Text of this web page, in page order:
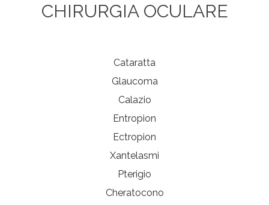
CHIRURGIA OCULARE
Cataratta
Glaucoma
Calazio
Entropion
Ectropion
Xantelasmi
Pterigio
Cheratocono